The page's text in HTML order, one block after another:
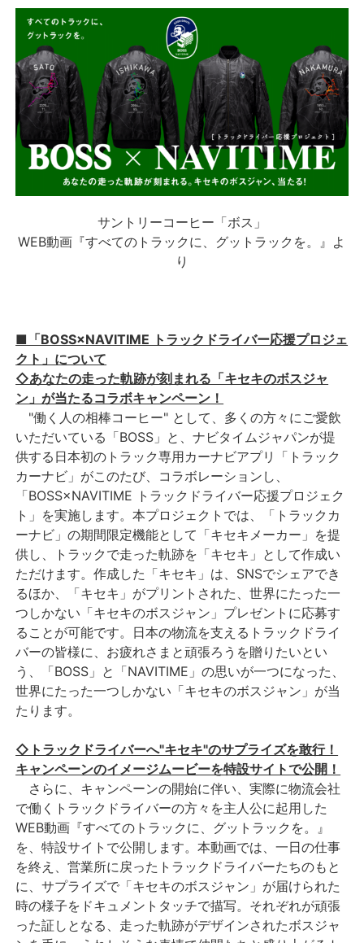
サントリーコーヒー「ボス」
WEB動画『すべてのトラックに、グットラックを。』よ
り
■「BOSS×NAVITIME トラックドライバー応援プロジェ
クト」について
◇あなたの走った軌跡が刻まれる「キセキのボスジャ
ン」が当たるコラボキャンペーン！
"働く人の相棒コーヒー" として、多くの方々にご愛飲
いただいている「BOSS」と、ナビタイムジャパンが提
供する日本初のトラック専用カーナビアプリ「トラック
カーナビ」がこのたび、コラボレーションし、
「BOSS×NAVITIME トラックドライバー応援プロジェク
ト」を実施します。本プロジェクトでは、「トラックカ
ーナビ」の期間限定機能として「キセキメーカー」を提
供し、トラックで走った軌跡を「キセキ」として作成い
ただけます。作成した「キセキ」は、SNSでシェアでき
るほか、「キセキ」がプリントされた、世界にたった一
つしかない「キセキのボスジャン」プレゼントに応募す
ることが可能です。日本の物流を支えるトラックドライ
バーの皆様に、お疲れさまと頑張ろうを贈りたいとい
う、「BOSS」と「NAVITIME」の思いが一つになった、
世界にたった一つしかない「キセキのボスジャン」が当
たります。
◇トラックドライバーへ"キセキ"のサプライズを敢行！
キャンペーンのイメージムービーを特設サイトで公開！
さらに、キャンペーンの開始に伴い、実際に物流会社
で働くトラックドライバーの方々を主人公に起用した
WEB動画『すべてのトラックに、グットラックを。』
を、特設サイトで公開します。本動画では、一日の仕事
を終え、営業所に戻ったトラックドライバーたちのもと
に、サプライズで「キセキのボスジャン」が届けられた
時の様子をドキュメントタッチで描写。それぞれが頑張
った証しとなる、走った軌跡がデザインされたボスジャ